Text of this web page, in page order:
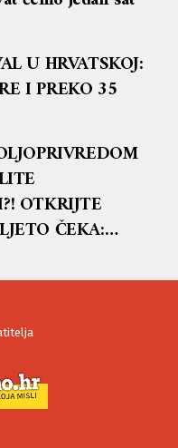
U HRVATSKOJ:
I PREKO 35
OTKRIJTE
ČEKA: